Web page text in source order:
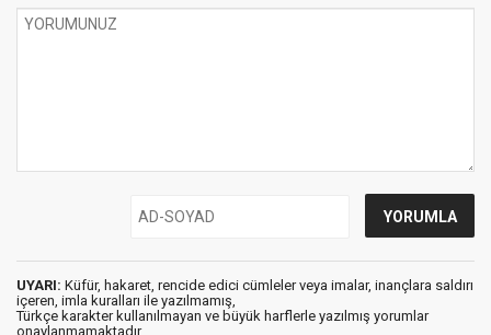
UYARI: Küfür, hakaret, rencide edici cümleler veya imalar, inançlara saldırı
içeren, imla kuralları ile yazılmamış,
Türkçe karakter kullanılmayan ve büyük harflerle yazılmış yorumlar
onaylanmamaktadır.